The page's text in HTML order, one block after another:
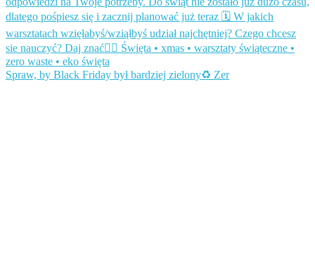
Spraw, by Black Friday był bardziej zielony♻️ Zer